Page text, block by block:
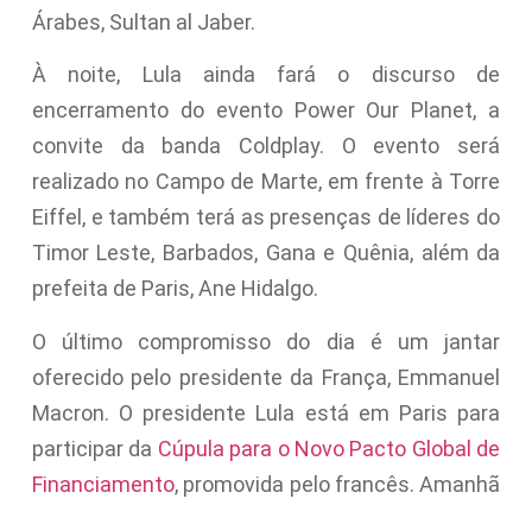
Árabes, Sultan al Jaber.
À noite, Lula ainda fará o discurso de
encerramento do evento Power Our Planet, a
convite da banda Coldplay. O evento será
realizado no Campo de Marte, em frente à Torre
Eiffel, e também terá as presenças de líderes do
Timor Leste, Barbados, Gana e Quênia, além da
prefeita de Paris, Ane Hidalgo.
O último compromisso do dia é um jantar
oferecido pelo presidente da França, Emmanuel
Macron. O presidente Lula está em Paris para
participar da Cúpula para o Novo Pacto Global de
Financiamento, promovida pelo francês. Amanhã